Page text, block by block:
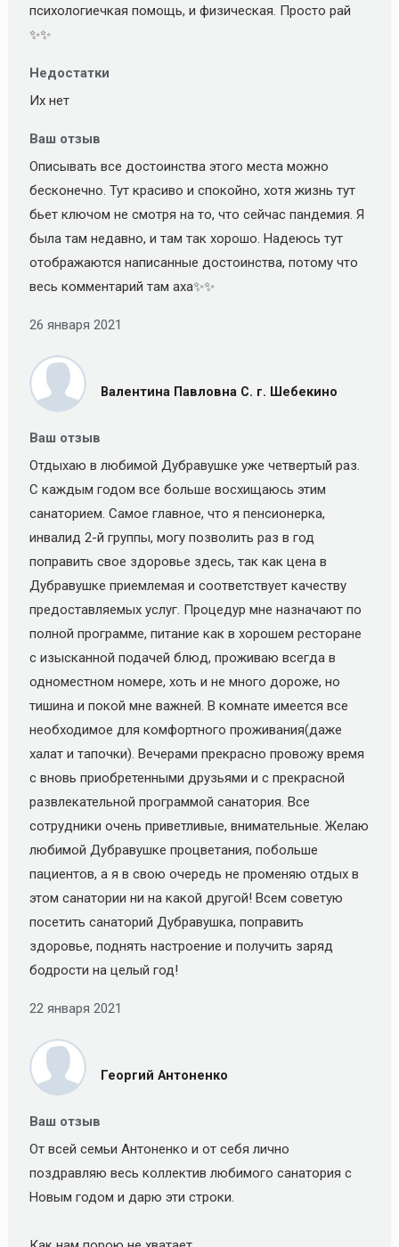
психологиечкая помощь, и физическая. Просто рай
✨✨
Недостатки
Их нет
Ваш отзыв
Описывать все достоинства этого места можно
бесконечно. Тут красиво и спокойно, хотя жизнь тут
бьет ключом не смотря на то, что сейчас пандемия. Я
была там недавно, и там так хорошо. Надеюсь тут
отображаются написанные достоинства, потому что
весь комментарий там аха✨✨
26 января 2021
Валентина Павловна С. г. Шебекино
Ваш отзыв
Отдыхаю в любимой Дубравушке уже четвертый раз.
С каждым годом все больше восхищаюсь этим
санаторием. Самое главное, что я пенсионерка,
инвалид 2-й группы, могу позволить раз в год
поправить свое здоровье здесь, так как цена в
Дубравушке приемлемая и соответствует качеству
предоставляемых услуг. Процедур мне назначают по
полной программе, питание как в хорошем ресторане
с изысканной подачей блюд, проживаю всегда в
одноместном номере, хоть и не много дороже, но
тишина и покой мне важней. В комнате имеется все
необходимое для комфортного проживания(даже
халат и тапочки). Вечерами прекрасно провожу время
с вновь приобретенными друзьями и с прекрасной
развлекательной программой санатория. Все
сотрудники очень приветливые, внимательные. Желаю
любимой Дубравушке процветания, побольше
пациентов, а я в свою очередь не променяю отдых в
этом санатории ни на какой другой! Всем советую
посетить санаторий Дубравушка, поправить
здоровье, поднять настроение и получить заряд
бодрости на целый год!
22 января 2021
Георгий Антоненко
Ваш отзыв
От всей семьи Антоненко и от себя лично
поздравляю весь коллектив любимого санатория с
Новым годом и дарю эти строки.